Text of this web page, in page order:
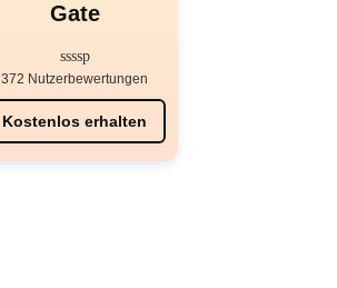
Gate
372 Nutzerbewertungen
Kostenlos erhalten